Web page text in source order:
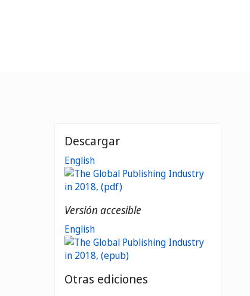
Descargar
English
Versión accesible
English
Otras ediciones